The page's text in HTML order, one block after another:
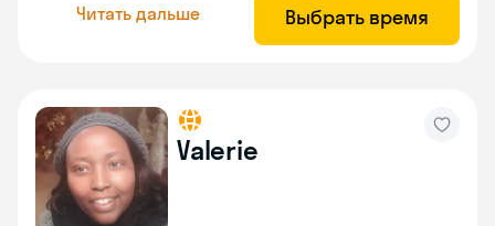
Читать дальше Выбрать время
Valerie